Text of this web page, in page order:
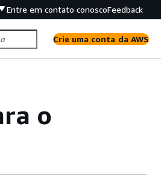
Entre em contato conoscoFeedback
Crie uma conta da AWS
o